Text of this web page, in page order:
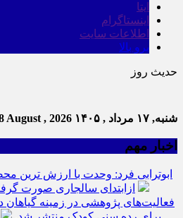
ایتا
اینستاگرام
اطلاعات سایت
برو بالا
حدیث روز
شنبه, ۱۷ مرداد , ۱۴۰۵ August , 2026
اخبار مهم
ابوترابی فرد: وحدت با ارزش ترین
ازابتدای سالجاری صورت گرفت؛ روکش ۴۴۷ کیلومتر از
فعالیت‌های پژوهشی در زمینه گیاهان